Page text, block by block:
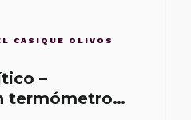
CASIQUE OLIVOS
–
termómetro